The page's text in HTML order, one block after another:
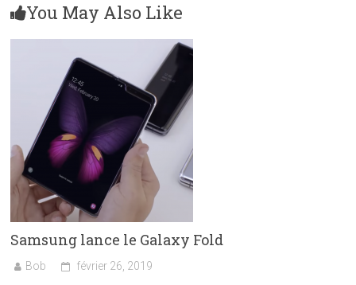
You May Also Like
Samsung lance le Galaxy Fold
Bob février 26, 2019